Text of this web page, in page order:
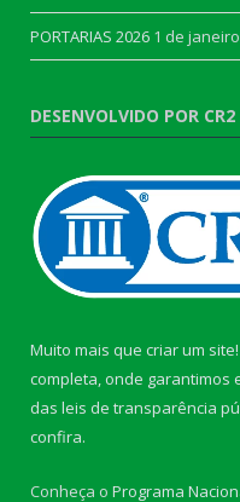
PORTARIAS 2026 1 de
DESENVOLVIDO POR CR2
Muito mais que criar um
completa, onde garantimos
das leis de transparência
confira.
Conheça o Programa